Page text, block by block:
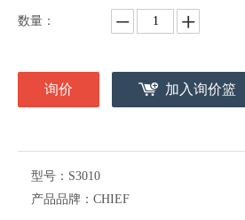
数量：
询价 加入询价篮
型号： S3010
产品品牌： CHIEF